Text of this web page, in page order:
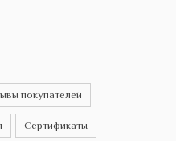
покупателей
Сертификаты